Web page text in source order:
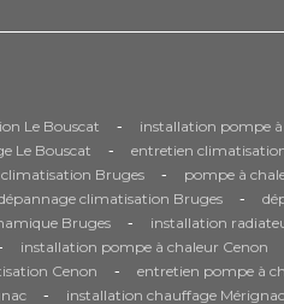
Le Bouscat - installation pompe
Le Bouscat - entretien
climatisation Bruges - pompe à
climatisation Bruges -
Bruges - installation
installation pompe à chaleur Cenon
Cenon - entretien pompe à
- installation chauffage Mérignac